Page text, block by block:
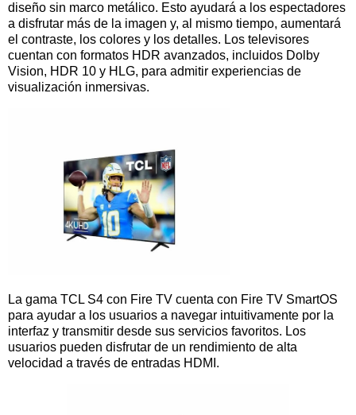
diseño sin marco metálico. Esto ayudará a los espectadores
a disfrutar más de la imagen y, al mismo tiempo, aumentará
el contraste, los colores y los detalles. Los televisores
cuentan con formatos HDR avanzados, incluidos Dolby
Vision, HDR 10 y HLG, para admitir experiencias de
visualización inmersivas.
La gama TCL S4 con Fire TV cuenta con Fire TV SmartOS
para ayudar a los usuarios a navegar intuitivamente por la
interfaz y transmitir desde sus servicios favoritos. Los
usuarios pueden disfrutar de un rendimiento de alta
velocidad a través de entradas HDMI.